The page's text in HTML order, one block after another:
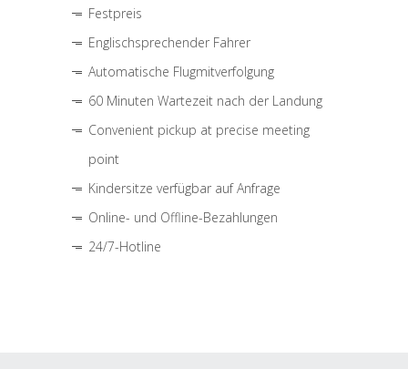
Festpreis
Englischsprechender Fahrer
Automatische Flugmitverfolgung
60 Minuten Wartezeit nach der Landung
Convenient pickup at precise meeting
point
Kindersitze verfügbar auf Anfrage
Online- und Offline-Bezahlungen
24/7-Hotline